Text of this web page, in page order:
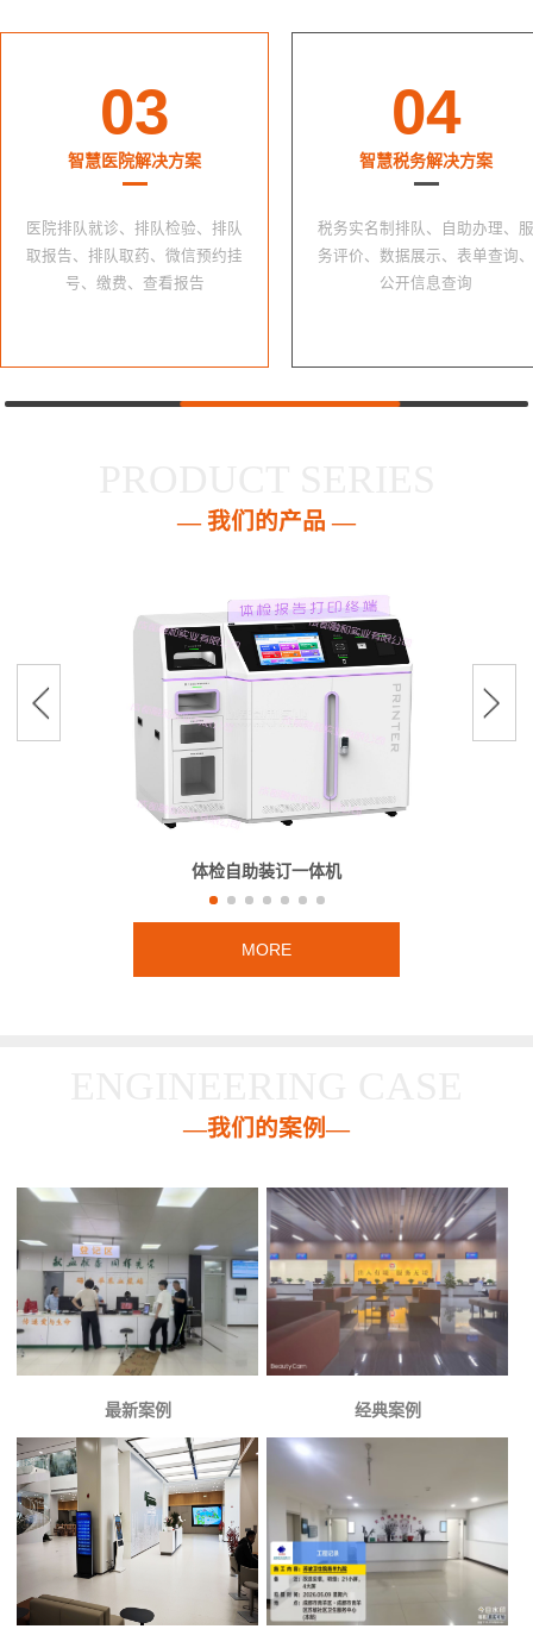
03
智慧医院解决方案
医院排队就诊、排队检验、排队
取报告、排队取药、微信预约挂
号、缴费、查看报告
04
智慧税务解决方案
税务实名制排队、自助办理、服
务评价、数据展示、表单查询、
公开信息查询
— 我们的产品 —
体检自助装订一体机
MORE
—我们的案例—
最新案例 经典案例